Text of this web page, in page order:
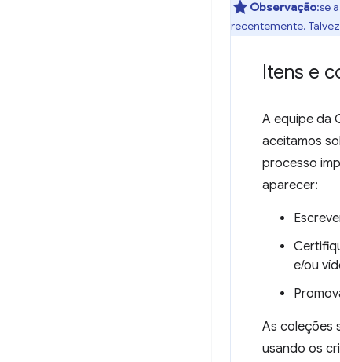
Observação:se
recentemente.
Itens e
A equipe da
aceitamos
processo
aparecer:
e/ou
As coleções
usando os